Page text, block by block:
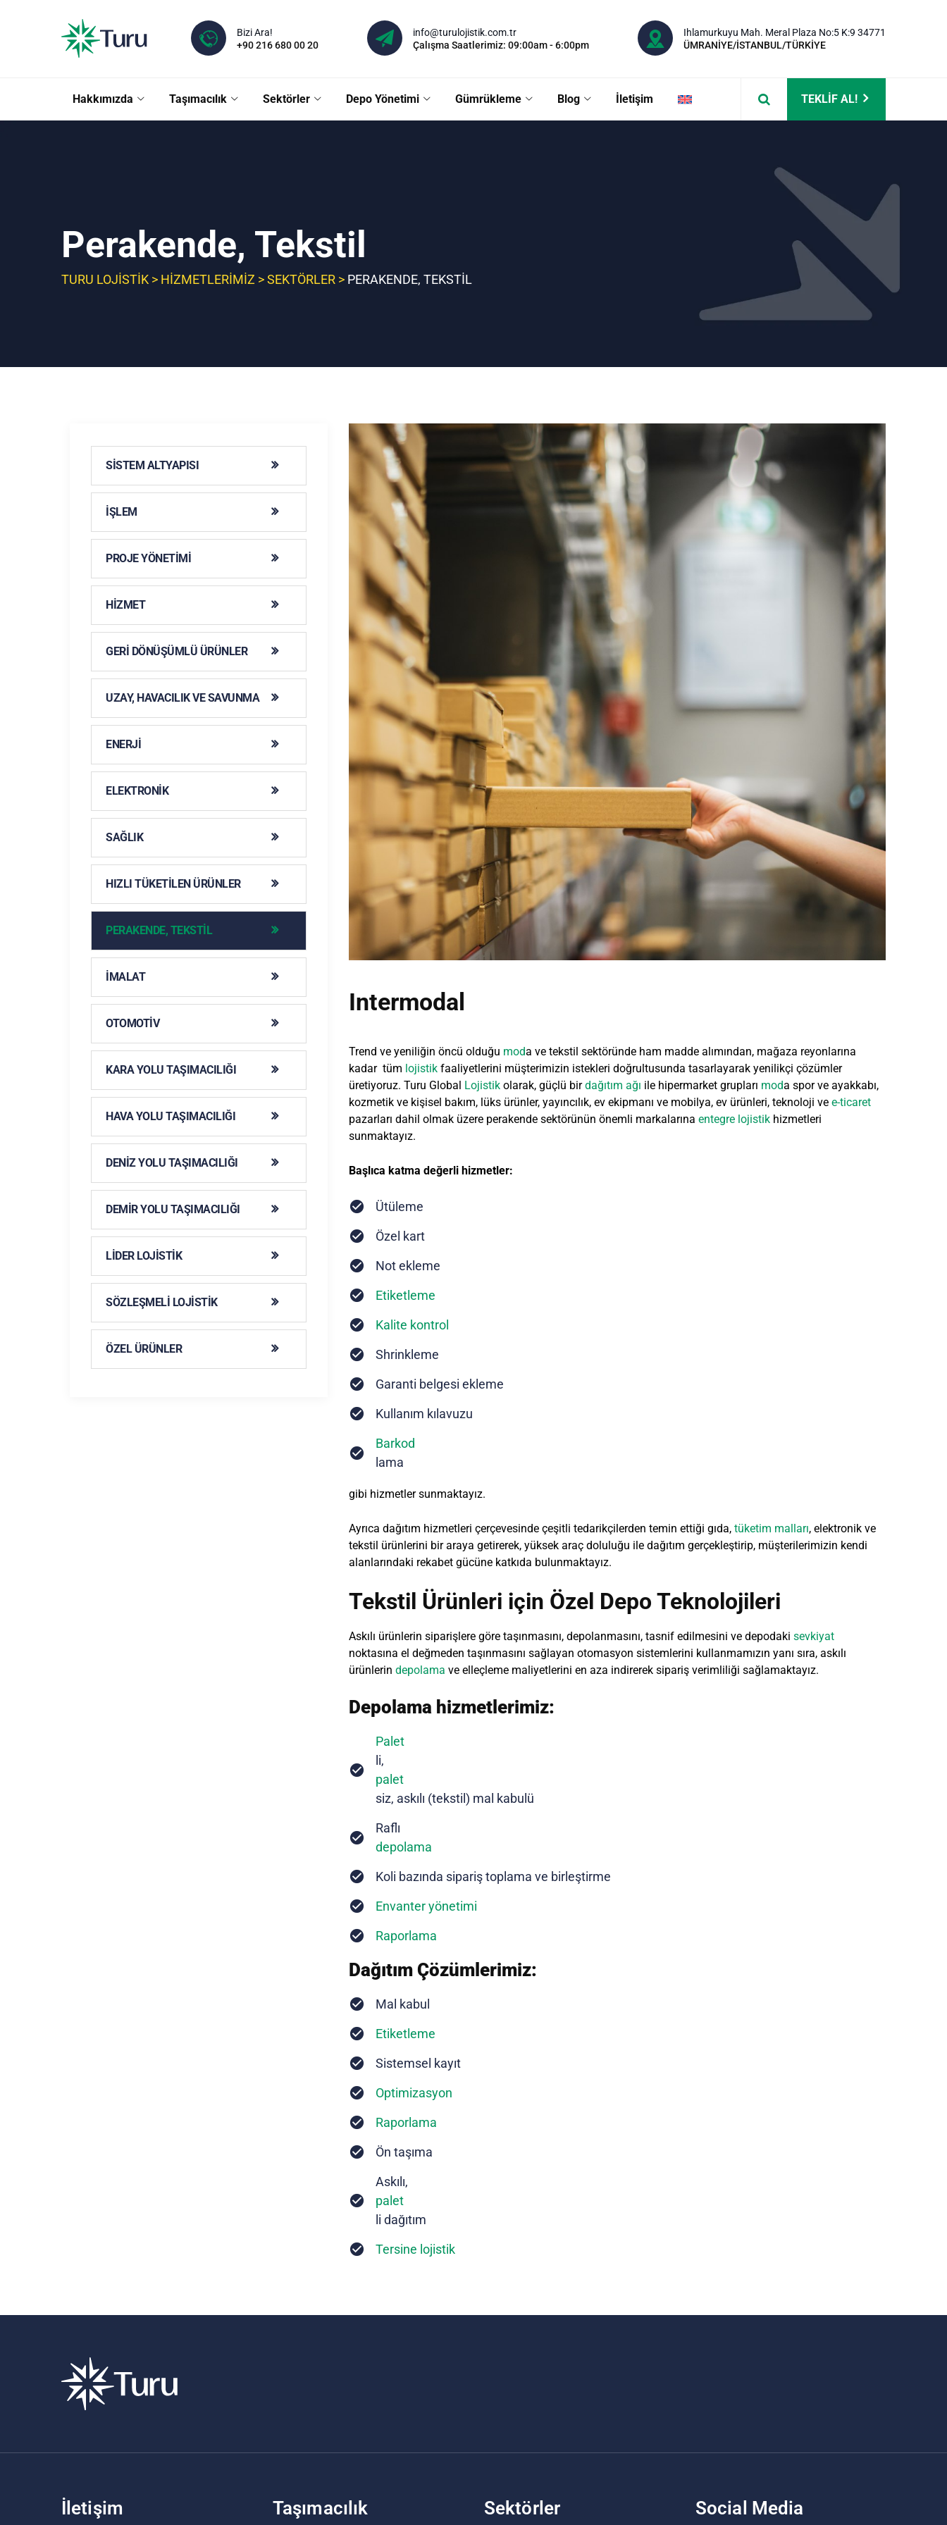
Bizi Ara!
+90 216 680 00 20
info@turulojistik.com.tr
Çalışma Saatlerimiz: 09:00am - 6:00pm
Ihlamurkuyu Mah. Meral Plaza No:5 K:9 34771
ÜMRANİYE/İSTANBUL/TÜRKİYE
Hakkımızda Taşımacılık Sektörler Depo Yönetimi Gümrükleme Blog İletişim TEKLİF AL!
Perakende, Tekstil
TURU LOJISTIK > HIZMETLERIMIZ >SEKTÖRLER > PERAKENDE, TEKSTIL
Intermodal
Trend ve yeniliğin öncü olduğu moda ve tekstil sektöründe ham madde alımından, mağaza reyonlarına
kadar tüm lojistik faaliyetlerini müşterimizin istekleri doğrultusunda tasarlayarak yenilikçi çözümler
üretiyoruz. Turu Global Lojistik olarak, güçlü birdağıtım ağı ile hipermarket grupları moda spor ve ayakkabı,
kozmetik ve kişisel bakım, lüks ürünler, yayıncılık, ev ekipmanı ve mobilya, ev ürünleri, teknoloji ve e-ticaret
pazarları dahil olmak üzere perakende sektörünün önemli markalarına entegre lojistik hizmetleri
sunmaktayız.
Başlıca katma değerli hizmetler:
Ütüleme
Özel kart
Not ekleme
Etiketleme
Kalite kontrol
Shrinkleme
Garanti belgesi ekleme
Kullanım kılavuzu
Barkod
lama
gibi hizmetler sunmaktayız.
Ayrıca dağıtım hizmetleri çerçevesinde çeşitli tedarikçilerden temin ettiği gıda, tüketim malları, elektronik ve
tekstil ürünlerini bir araya getirerek, yüksek araç doluluğu ile dağıtım gerçekleştirip, müşterilerimizin kendi
alanlarındaki rekabet gücüne katkıda bulunmaktayız.
Tekstil Ürünleri için Özel Depo Teknolojileri
Askılı ürünlerin siparişlere göre taşınmasını, depolanmasını, tasnif edilmesini ve depodaki sevkiyat
noktasına el değmeden taşınmasını sağlayan otomasyon sistemlerini kullanmamızın yanı sıra, askılı
ürünlerin depolama ve elleçleme maliyetlerini en aza indirerek sipariş verimliliği sağlamaktayız.
Depolama hizmetlerimiz:
Palet
li,
palet
siz, askılı (tekstil) mal kabulü
Raflı
depolama
Koli bazında sipariş toplama ve birleştirme
Envanter yönetimi
Raporlama
Dağıtım Çözümlerimiz:
Mal kabul
Etiketleme
Sistemsel kayıt
Optimizasyon
Raporlama
Ön taşıma
Askılı,
palet
li dağıtım
Tersine lojistik
SISTEM ALTYAPISI
İŞLEM
PROJE YÖNETIMI
HIZMET
GERI DÖNÜŞÜMLÜ ÜRÜNLER
UZAY, HAVACILIK VE SAVUNMA
ENERJI
ELEKTRONIK
SAĞLIK
HIZLI TÜKETILEN ÜRÜNLER
PERAKENDE, TEKSTIL
İMALAT
OTOMOTIV
KARA YOLU TAŞIMACILIĞI
HAVA YOLU TAŞIMACILIĞI
DENIZ YOLU TAŞIMACILIĞI
DEMIR YOLU TAŞIMACILIĞI
LIDER LOJISTIK
SÖZLEŞMELI LOJISTIK
ÖZEL ÜRÜNLER
İletişim Taşımacılık Sektörler Social Media